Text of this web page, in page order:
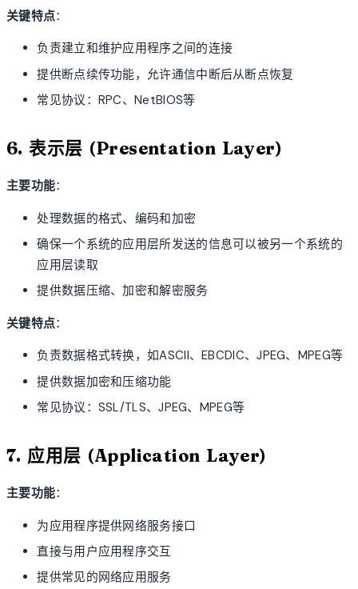
关键特点：
负责建立和维护应用程序之间的连接
提供断点续传功能，允许通信中断后从断点恢复
常见协议：RPC、NetBIOS等
6. 表示层 (Presentation Layer)
主要功能：
处理数据的格式、编码和加密
确保一个系统的应用层所发送的信息可以被另一个系统的
应用层读取
提供数据压缩、加密和解密服务
关键特点：
负责数据格式转换，如ASCII、EBCDIC、JPEG、MPEG等
提供数据加密和压缩功能
常见协议：SSL/TLS、JPEG、MPEG等
7. 应用层 (Application Layer)
主要功能：
为应用程序提供网络服务接口
直接与用户应用程序交互
提供常见的网络应用服务